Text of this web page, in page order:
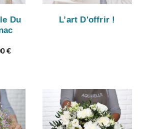
Du
€
L’art D'offrir !